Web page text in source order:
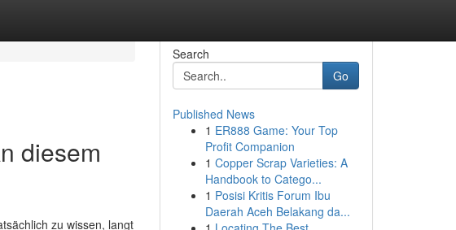
diesem
zu wissen, langt
Search
Go
Published News
1 ER888 Game: Your Top
Profit Companion
1 Copper Scrap Varieties: A
Handbook to Catego...
1 Posisi Kritis Forum Ibu
Daerah Aceh Belakang da...